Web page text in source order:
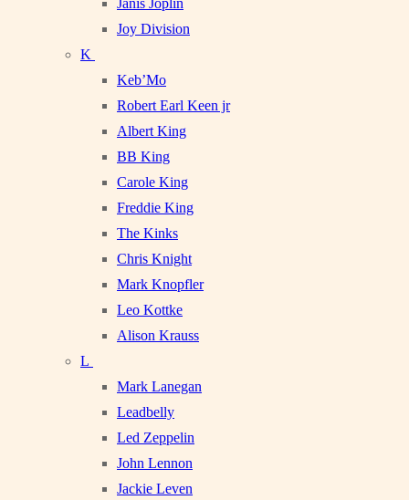
Janis Joplin
Joy Division
K
Keb’Mo
Robert Earl Keen jr
Albert King
BB King
Carole King
Freddie King
The Kinks
Chris Knight
Mark Knopfler
Leo Kottke
Alison Krauss
L
Mark Lanegan
Leadbelly
Led Zeppelin
John Lennon
Jackie Leven